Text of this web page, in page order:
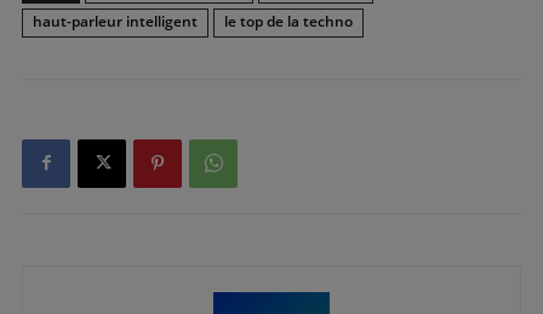
haut-parleur intelligent
le top de la techno